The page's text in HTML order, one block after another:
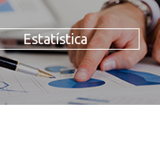
Estatística